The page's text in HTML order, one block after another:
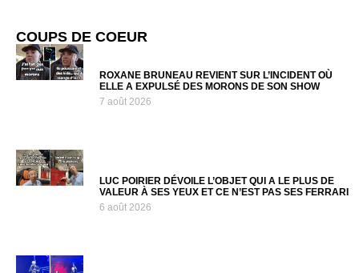
COUPS DE COEUR
ROXANE BRUNEAU REVIENT SUR L’INCIDENT OÙ
ELLE A EXPULSÉ DES MORONS DE SON SHOW
7 août 2026
LUC POIRIER DÉVOILE L’OBJET QUI A LE PLUS DE
VALEUR À SES YEUX ET CE N’EST PAS SES FERRARI
6 août 2026